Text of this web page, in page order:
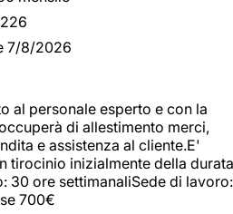
7/8/2026
al personale esperto e con la
di allestimento merci,
e assistenza al cliente.E'
tirocinio inizialmente della durata
30 ore settimanaliSede di lavoro:
700€